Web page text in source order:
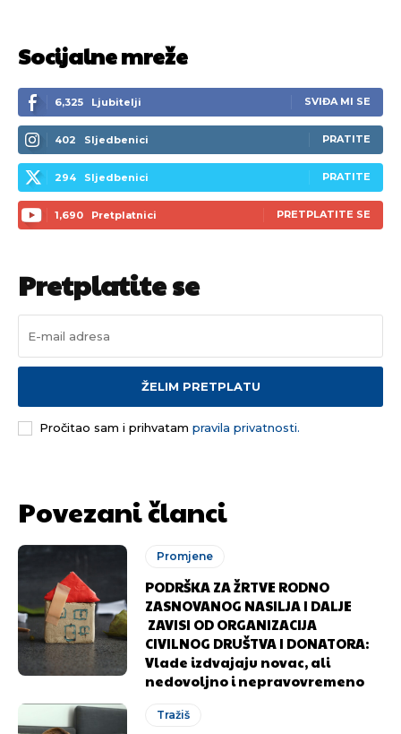
[wpuf_form id=”7463”]
[wpuf_form id=”7463”]
Socijalne mreže
6,325 Ljubitelji SVIĐA MI SE
402 Sljedbenici PRATITE
294 Sljedbenici PRATITE
1,690 Pretplatnici PRETPLATITE SE
Pretplatite se
ŽELIM PRETPLATU
Pročitao sam i prihvatam pravila privatnosti.
Povezani članci
Promjene
PODRŠKA ZA ŽRTVE RODNO
ZASNOVANOG NASILJA I DALJE
ZAVISI OD ORGANIZACIJA
CIVILNOG DRUŠTVA I DONATORA:
Vlade izdvajaju novac, ali
nedovoljno i nepravovremeno
Tražiš